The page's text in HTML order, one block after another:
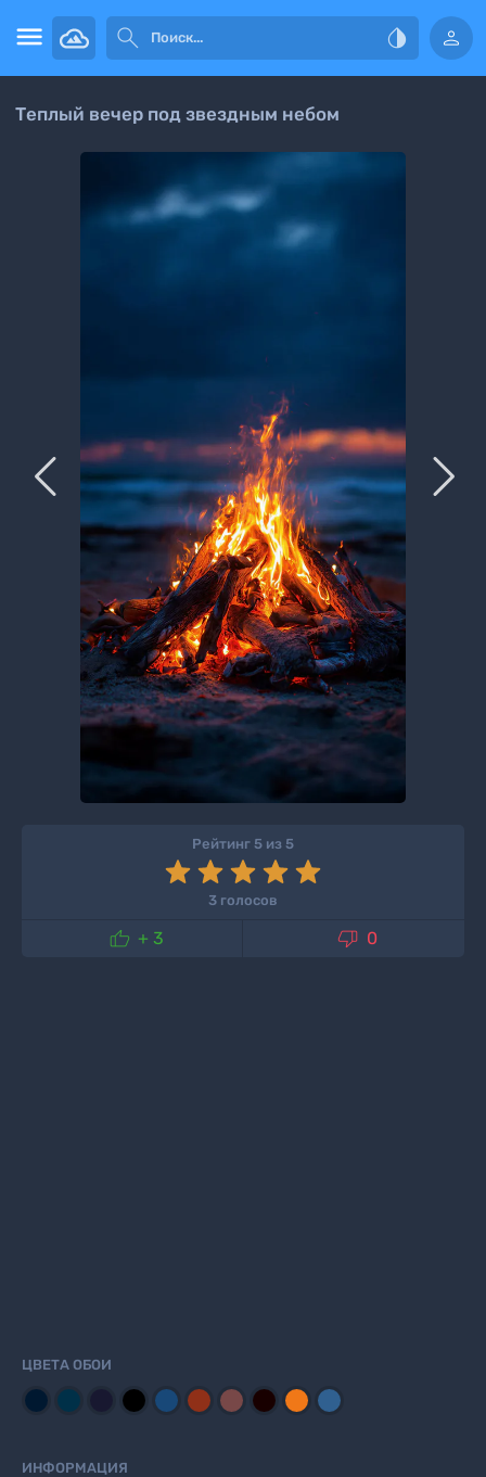
   
Теплый вечер под звездным небом
 
Рейтинг 5 из 5
3 голосов
 + 3  0
ЦВЕТА ОБОИ
ИНФОРМАЦИЯ